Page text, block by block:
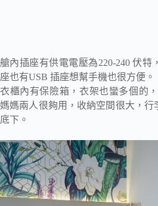
艙內插座有供電電壓為220-240 伏特
座也有USB 插座想幫手機也很方便。
衣櫃內有保險箱，衣架也蠻多個的
媽媽兩人很夠用，收納空間很大，行
底下。